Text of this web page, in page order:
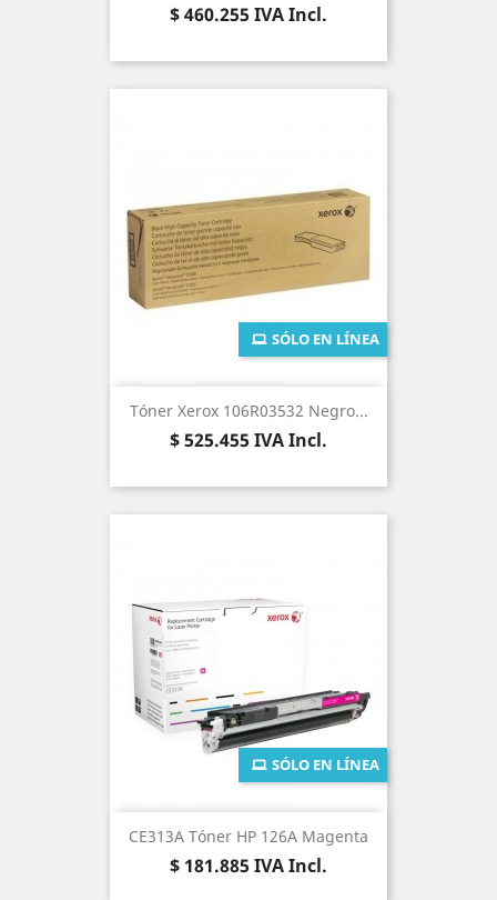
Precio
$ 460.255IVA Incl.
Tóner Xerox 106R03532 Negro...
Precio
$ 525.455IVA Incl.
SÓLO EN LÍNEA
CE313A Tóner HP 126A Magenta
Precio
$ 181.885IVA Incl.
SÓLO EN LÍNEA